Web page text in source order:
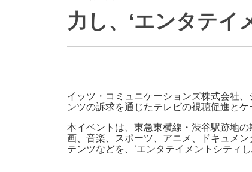
WiMAX
力し、‘エンタテイ
イッツ・コミュニケーションズ株式会社
ンツの訴求を通じたテレビの視聴促進と
本イベントは、東急東横線・渋谷駅跡地
画、音楽、スポーツ、アニメ、ドキュメ
テンツなどを、‘エンタテイメントシティ